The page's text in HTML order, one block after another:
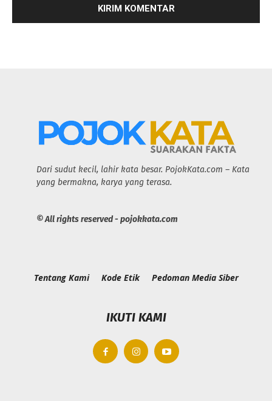
Dari sudut kecil, lahir kata besar. PojokKata.com – Kata
yang bermakna, karya yang terasa.
© All rights reserved - pojokkata.com
Tentang Kami Kode Etik Pedoman Media Siber
IKUTI KAMI